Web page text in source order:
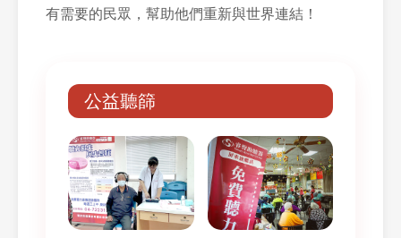
有需要的民眾，幫助他們重新與世界連結！
公益聽篩